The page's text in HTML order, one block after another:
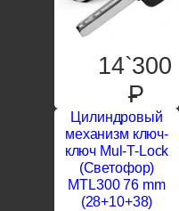
14`300
P
Цилиндровый
механизм ключ-
ключ Mul-T-Lock
(Светофор)
MTL300 76 mm
(28+10+38)